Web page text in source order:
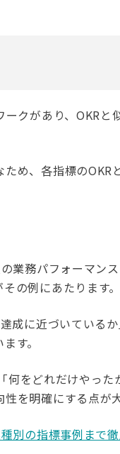
クがあり、OKRと
め、各指標のOKR
業務パフォーマン
の例にあたります。
成に近づいている
す。
をどれだけやっ
を明確にする点が
別の指標事例まで